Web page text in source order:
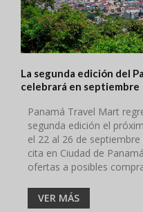
La segunda edición del
celebrará en septiembre
Panamá Travel Mart
segunda edición el
el 22 al 26 de
cita en Ciudad de
ofertas a posibles
VER MÁS